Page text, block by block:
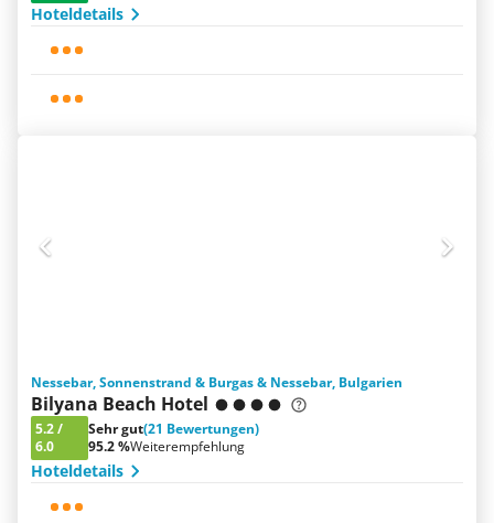
Hoteldetails
Nessebar, Sonnenstrand & Burgas & Nessebar, Bulgarien
Bilyana Beach Hotel
5.2/
6.0
Sehr gut(21 Bewertungen)
95.2 %Weiterempfehlung
Hoteldetails